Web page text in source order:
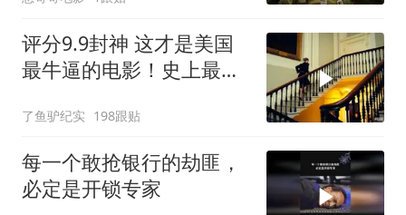
评分9.9封神 这才是美国
最牛逼的电影！史上最高
了鱼驴纪实 198跟贴
每一个敢抢银行的劫匪，
必定是开锁专家